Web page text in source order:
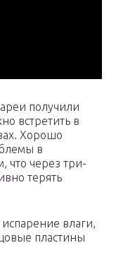
получили
встретить в
Хорошо
в
что через три-
терять
влаги,
пластины